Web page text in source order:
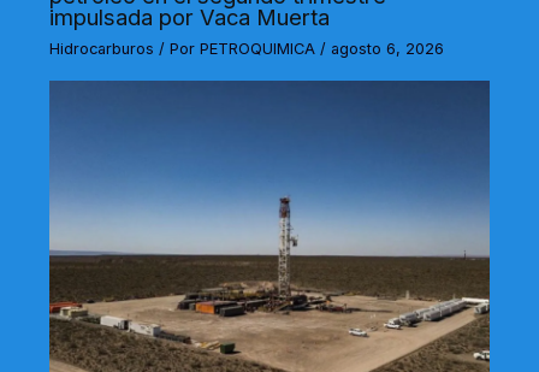
impulsada por Vaca Muerta
Hidrocarburos / PorPETROQUIMICA/ agosto 6, 2026